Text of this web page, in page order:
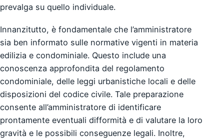
prevalga su quello individuale.
Innanzitutto, è fondamentale che l’amministratore
sia ben informato sulle normative vigenti in materia
edilizia e condominiale. Questo include una
conoscenza approfondita del regolamento
condominiale, delle leggi urbanistiche locali e delle
disposizioni del codice civile. Tale preparazione
consente all’amministratore di identificare
prontamente eventuali difformità e di valutare la loro
gravità e le possibili conseguenze legali. Inoltre,